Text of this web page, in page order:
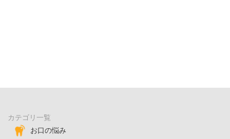
カテゴリ一覧
お口の悩み